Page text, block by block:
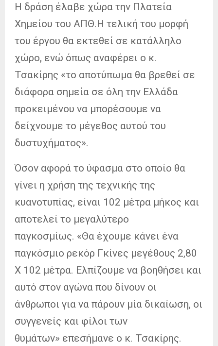
Η δράση έλαβε χώρα την Πλατεία
Χημείου του ΑΠΘ.Η τελική του μορφή
του έργου θα εκτεθεί σε κατάλληλο
χώρο, ενώ όπως αναφέρει ο κ.
Τσακίρης «το αποτύπωμα θα βρεθεί σε
διάφορα σημεία σε όλη την Ελλάδα
προκειμένου να μπορέσουμε να
δείχνουμε το μέγεθος αυτού του
δυστυχήματος».
Όσον αφορά το ύφασμα στο οποίο θα
γίνει η χρήση της τεχνικής της
κυανοτυπίας, είναι 102 μέτρα μήκος και
αποτελεί το μεγαλύτερο
παγκοσμίως. «Θα έχουμε κάνει ένα
παγκόσμιο ρεκόρ Γκίνες μεγέθους 2,80
Χ 102 μέτρα. Ελπίζουμε να βοηθήσει και
αυτό στον αγώνα που δίνουν οι
άνθρωποι για να πάρουν μία δικαίωση, οι
συγγενείς και φίλοι των
θυμάτων» επεσήμανε ο κ. Τσακίρης.